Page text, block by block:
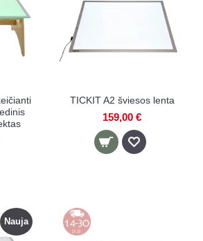
TICKIT A2 šviesos lenta
159,00 €
Nauja